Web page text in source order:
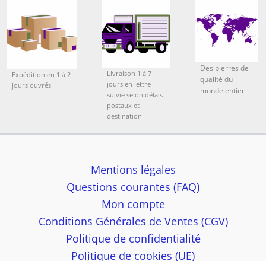
Expédition en 1 à 2
jours ouvrés
Livraison 1 à 7
jours en lettre
suivie selon délais
postaux et
destination
Des pierres de
qualité du
monde entier
Mentions légales
Questions courantes (FAQ)
Mon compte
Conditions Générales de Ventes (CGV)
Politique de confidentialité
Politique de cookies (UE)